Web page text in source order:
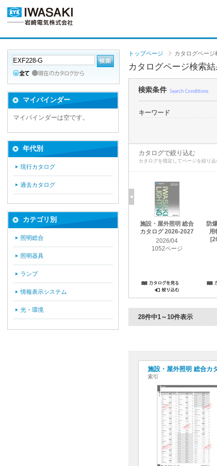
トップページ カタログページ
カタログページ検索
キーワード
カタログで絞り込む
カタログを指定してページを絞り
施設・屋外照明 総合
カタログ 2026-2027
2026/04
1052ページ
防
用
28件中1～10件表示
施設・屋外照明 総合カ
索引
マイバインダー
マイバインダーは空です。
年代別
現行カタログ
過去カタログ
カテゴリ別
照明総合
照明器具
ランプ
情報表示システム
光・環境